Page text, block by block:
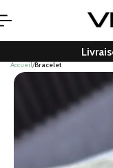
Accueil Bracelet